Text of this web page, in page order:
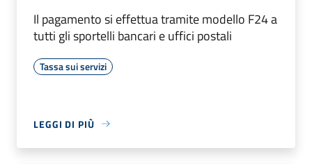
Il pagamento si effettua tramite modello F24 a
tutti gli sportelli bancari e uffici postali
Tassa sui servizi
LEGGI DI PIÙ